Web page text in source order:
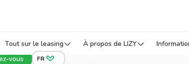
Tout sur le leasing À propos de LIZY
vous FR
› 4 Réf: 56JRL